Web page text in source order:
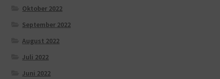
Oktober 2022
September 2022
August 2022
Juli 2022
Juni 2022